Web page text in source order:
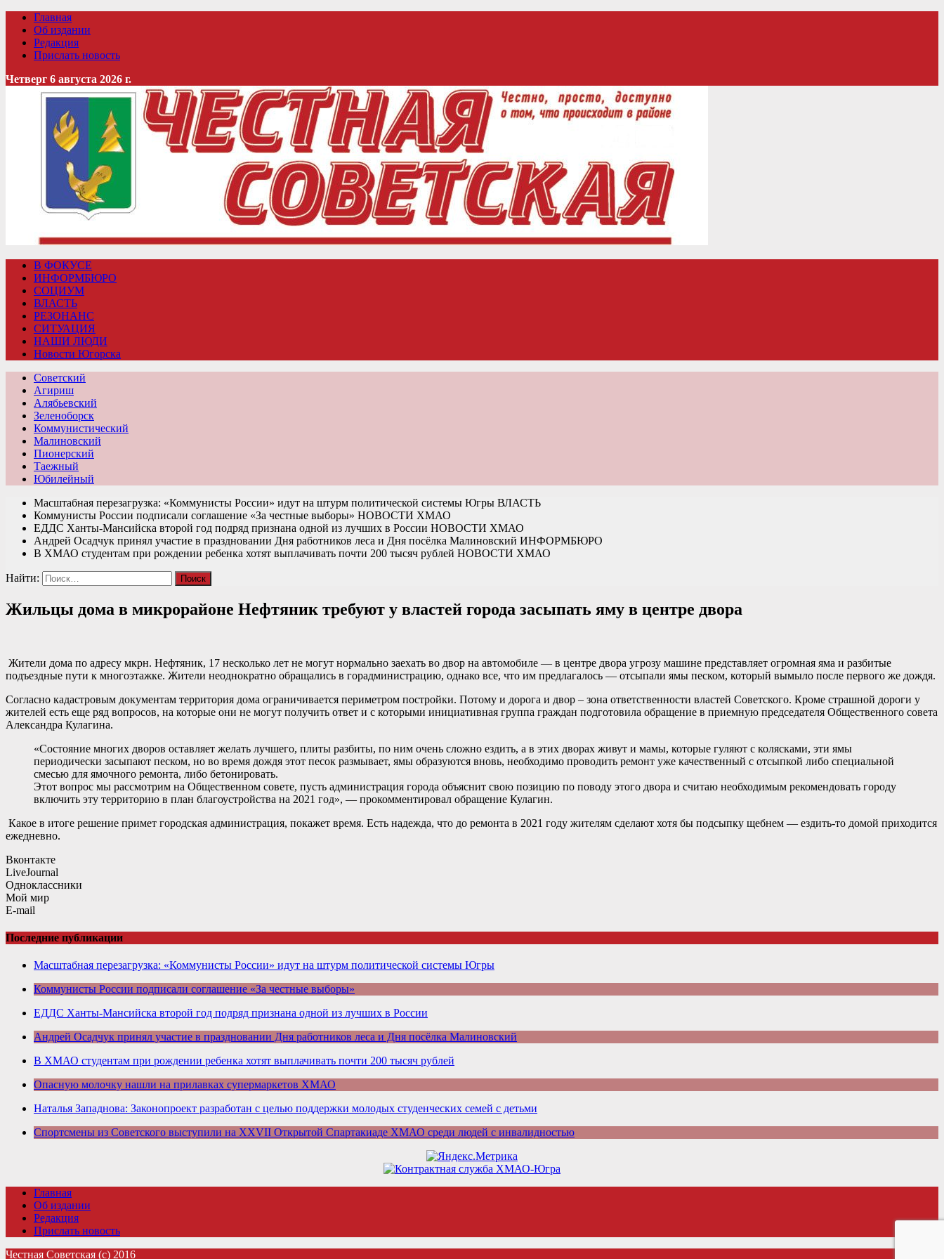
Главная
Об издании
Редакция
Прислать новость
Четверг 6 августа 2026 г.
В ФОКУСЕ
ИНФОРМБЮРО
СОЦИУМ
ВЛАСТЬ
РЕЗОНАНС
СИТУАЦИЯ
НАШИ ЛЮДИ
Новости Югорска
Советский
Агириш
Алябьевский
Зеленоборск
Коммунистический
Малиновский
Пионерский
Таежный
Юбилейный
Масштабная перезагрузка: «Коммунисты России» идут на штурм политической системы Югры ВЛАСТЬ
Коммунисты России подписали соглашение «За честные выборы» НОВОСТИ ХМАО
ЕДДС Ханты-Мансийска второй год подряд признана одной из лучших в России НОВОСТИ ХМАО
Андрей Осадчук принял участие в праздновании Дня работников леса и Дня посёлка Малиновский ИНФОРМБЮРО
В ХМАО студентам при рождении ребенка хотят выплачивать почти 200 тысяч рублей НОВОСТИ ХМАО
Найти:
Жильцы дома в микрорайоне Нефтяник требуют у властей города засыпать яму в центре двора
Жители дома по адресу мкрн. Нефтяник, 17 несколько лет не могут нормально заехать во двор на автомобиле — в центре двора угрозу машине представляет огромная яма и разбитые
подъездные пути к многоэтажке. Жители неоднократно обращались в горадминистрацию, однако все, что им предлагалось — отсыпали ямы песком, который вымыло после первого же дождя.
Согласно кадастровым документам территория дома ограничивается периметром постройки. Потому и дорога и двор – зона ответственности властей Советского. Кроме страшной дороги у
жителей есть еще ряд вопросов, на которые они не могут получить ответ и с которыми инициативная группа граждан подготовила обращение в приемную председателя Общественного совета
Александра Кулагина.
«Состояние многих дворов оставляет желать лучшего, плиты разбиты, по ним очень сложно ездить, а в этих дворах живут и мамы, которые гуляют с колясками, эти ямы
периодически засыпают песком, но во время дождя этот песок размывает, ямы образуются вновь, необходимо проводить ремонт уже качественный с отсыпкой либо специальной
смесью для ямочного ремонта, либо бетонировать.
Этот вопрос мы рассмотрим на Общественном совете, пусть администрация города объяснит свою позицию по поводу этого двора и считаю необходимым рекомендовать городу
включить эту территорию в план благоустройства на 2021 год», — прокомментировал обращение Кулагин.
Какое в итоге решение примет городская администрация, покажет время. Есть надежда, что до ремонта в 2021 году жителям сделают хотя бы подсыпку щебнем — ездить-то домой приходится
ежедневно.
Вконтакте
LiveJournal
Одноклассники
Мой мир
E-mail
Последние публикации
Масштабная перезагрузка: «Коммунисты России» идут на штурм политической системы Югры
Коммунисты России подписали соглашение «За честные выборы»
ЕДДС Ханты-Мансийска второй год подряд признана одной из лучших в России
Андрей Осадчук принял участие в праздновании Дня работников леса и Дня посёлка Малиновский
В ХМАО студентам при рождении ребенка хотят выплачивать почти 200 тысяч рублей
Опасную молочку нашли на прилавках супермаркетов ХМАО
Наталья Западнова: Законопроект разработан с целью поддержки молодых студенческих семей с детьми
Спортсмены из Советского выступили на XXVII Открытой Спартакиаде ХМАО среди людей с инвалидностью
Главная
Об издании
Редакция
Прислать новость
Честная Советская (с) 2016